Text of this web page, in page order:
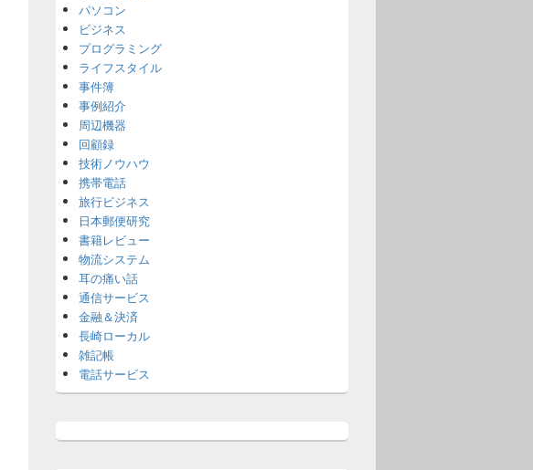
パソコン
ビジネス
プログラミング
ライフスタイル
事件簿
事例紹介
周辺機器
回顧録
技術ノウハウ
携帯電話
旅行ビジネス
日本郵便研究
書籍レビュー
物流システム
耳の痛い話
通信サービス
金融＆決済
長崎ローカル
雑記帳
電話サービス